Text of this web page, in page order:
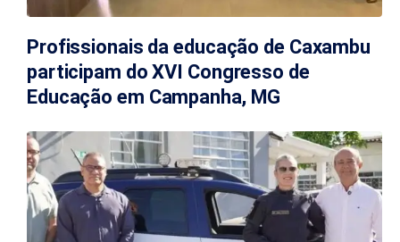
Profissionais da educação de Caxambu
participam do XVI Congresso de
Educação em Campanha, MG